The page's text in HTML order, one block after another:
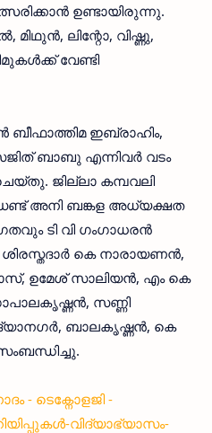
ഉണ്ടായിരുന്നു.
മിഥുന്‍, ലിന്റോ, വിഷ്ണു,
വേണ്ടി
ഇബ്രാഹിം,
ബാബു എന്നിവര്‍ വടം
ജില്ലാ കമ്പവലി
അനി ബങ്കള അധ്യക്ഷത
ടി വി ഗംഗാധരന്‍
കെ നാരായണന്‍,
ഉമേശ് സാലിയന്‍, എം കെ
സണ്ണി
ബാലകൃഷ്ണന്‍, കെ
- ടെക്നോളജി -
വിദ്യാഭ്യാസം-